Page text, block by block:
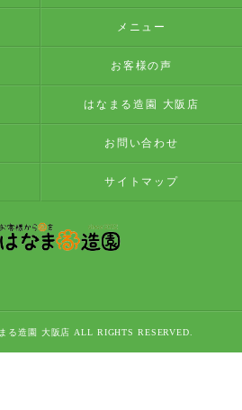
メニュー
お客様の声
はなまる造園 大阪店
お問い合わせ
サイトマップ
る造園 大阪店 ALL RIGHTS RESERVED.